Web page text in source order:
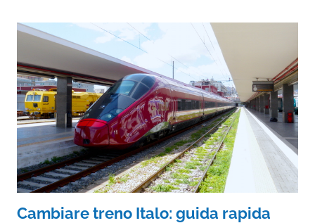
Cambiare treno Italo: guida rapida